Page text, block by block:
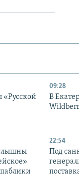
«Русской
09:28
В
22:54
Под